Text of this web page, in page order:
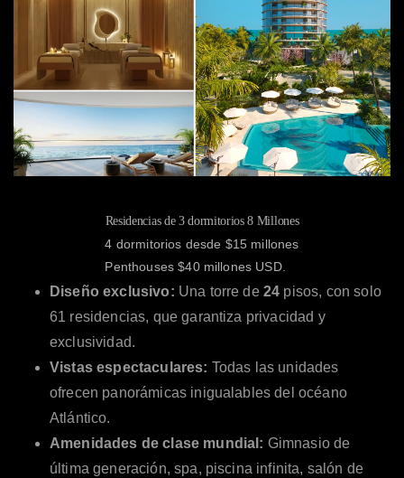
Residencias de 3 dormitorios 8 Millones
4 dormitorios desde $15 millones
Penthouses $40 millones USD.
Diseño exclusivo: Una torre de 24 pisos, con solo
61 residencias, que garantiza privacidad y
exclusividad.
Vistas espectaculares: Todas las unidades
ofrecen panorámicas inigualables del océano
Atlántico.
Amenidades de clase mundial: Gimnasio de
última generación, spa, piscina infinita, salón de